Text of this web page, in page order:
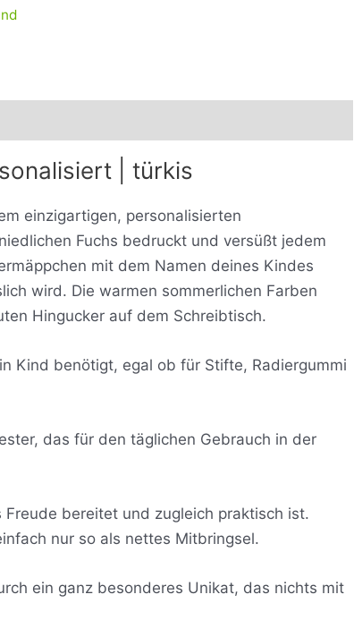
| türkis
einzigartigen, personalisierten
Fuchs bedruckt und versüßt jedem
mit dem Namen deines Kindes
wird. Die warmen sommerlichen Farben
Hingucker auf dem Schreibtisch.
Kind benötigt, egal ob für Stifte, Radiergummi
das für den täglichen Gebrauch in der
bereitet und zugleich praktisch ist.
nur so als nettes Mitbringsel.
ein ganz besonderes Unikat, das nichts mit